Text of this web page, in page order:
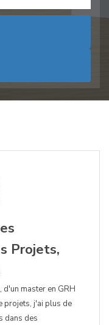
Projets,
master en GRH
projets, j'ai plus de
dans des